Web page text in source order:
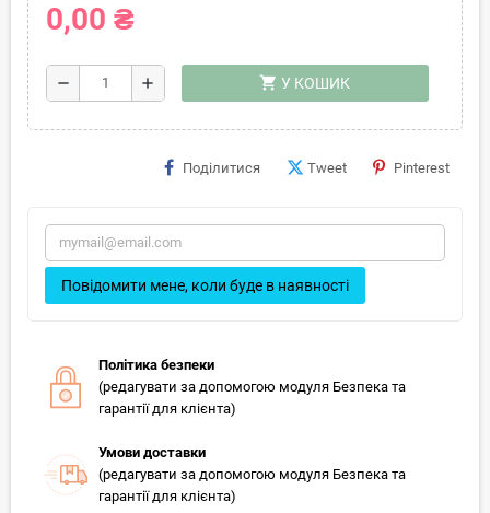
0,00 ₴
remove add shopping_cart У КОШИК
Поділитися Tweet Pinterest
Повідомити мене, коли буде в наявності
Політика безпеки
(редагувати за допомогою модуля Безпека та
гарантії для клієнта)
Умови доставки
(редагувати за допомогою модуля Безпека та
гарантії для клієнта)